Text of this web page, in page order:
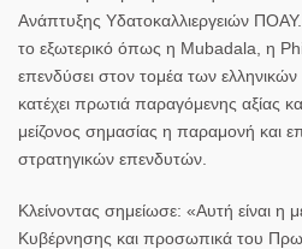
Ανάπτυξης Υδατοκαλλιεργειών
το εξωτερικό όπως η Mubadala, η
επενδύσει στον τομέα των
κατέχει πρωτιά παραγόμενης αξίας
μείζονος σημασίας η παραμονή και
στρατηγικών επενδυτών.
Κλείνοντας σημείωσε: «Αυτή είναι η
Κυβέρνησης και προσωπικά του